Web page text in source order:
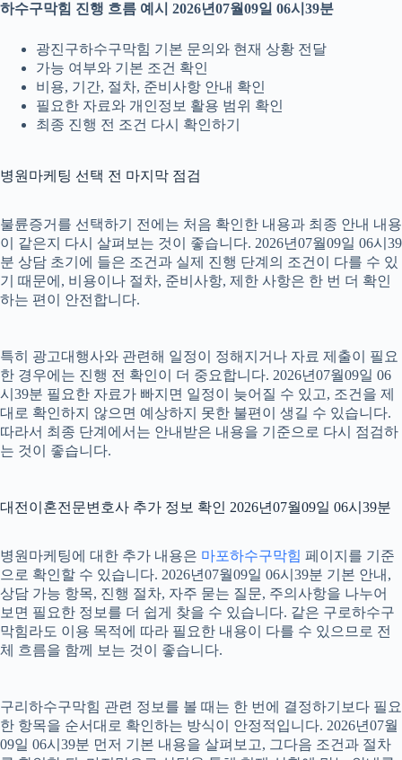
하수구막힘 진행 흐름 예시 2026년07월09일 06시39분
광진구하수구막힘 기본 문의와 현재 상황 전달
가능 여부와 기본 조건 확인
비용, 기간, 절차, 준비사항 안내 확인
필요한 자료와 개인정보 활용 범위 확인
최종 진행 전 조건 다시 확인하기
병원마케팅 선택 전 마지막 점검
불륜증거를 선택하기 전에는 처음 확인한 내용과 최종 안내 내용
이 같은지 다시 살펴보는 것이 좋습니다. 2026년07월09일 06시39
분 상담 초기에 들은 조건과 실제 진행 단계의 조건이 다를 수 있
기 때문에, 비용이나 절차, 준비사항, 제한 사항은 한 번 더 확인
하는 편이 안전합니다.
특히 광고대행사와 관련해 일정이 정해지거나 자료 제출이 필요
한 경우에는 진행 전 확인이 더 중요합니다. 2026년07월09일 06
시39분 필요한 자료가 빠지면 일정이 늦어질 수 있고, 조건을 제
대로 확인하지 않으면 예상하지 못한 불편이 생길 수 있습니다.
따라서 최종 단계에서는 안내받은 내용을 기준으로 다시 점검하
는 것이 좋습니다.
대전이혼전문변호사 추가 정보 확인 2026년07월09일 06시39분
병원마케팅에 대한 추가 내용은 마포하수구막힘 페이지를 기준
으로 확인할 수 있습니다. 2026년07월09일 06시39분 기본 안내,
상담 가능 항목, 진행 절차, 자주 묻는 질문, 주의사항을 나누어
보면 필요한 정보를 더 쉽게 찾을 수 있습니다. 같은 구로하수구
막힘라도 이용 목적에 따라 필요한 내용이 다를 수 있으므로 전
체 흐름을 함께 보는 것이 좋습니다.
구리하수구막힘 관련 정보를 볼 때는 한 번에 결정하기보다 필요
한 항목을 순서대로 확인하는 방식이 안정적입니다. 2026년07월
09일 06시39분 먼저 기본 내용을 살펴보고, 그다음 조건과 절차